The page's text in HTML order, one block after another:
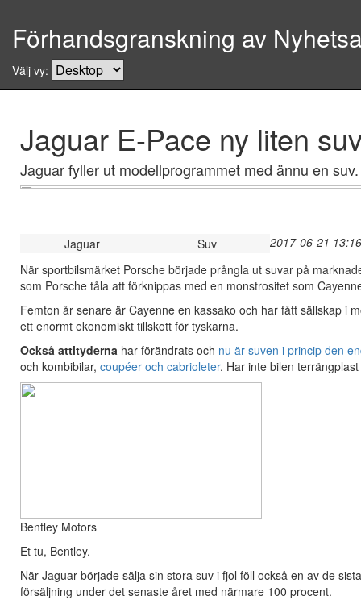
Förhandsgranskning av
Välj vy:
Jaguar E-Pace ny liten
Jaguar fyller ut modellprogrammet med ännu en
2017-06-21
Jaguar
Suv
När sportbilsmärket Porsche började prångla ut suvar på
som Porsche tåla att förknippas med en monstrositet som
Femton år senare är Cayenne en kassako och har fått sällskap i
ett enormt ekonomiskt tillskott för tyskarna.
Också attityderna har förändrats och nu är suven i princip den
och kombibilar, coupéer och cabrioleter. Har inte bilen
Bentley Motors
Et tu, Bentley.
När Jaguar började sälja sin stora suv i fjol föll också en av de
försäljning under det senaste året med närmare 100 procent.